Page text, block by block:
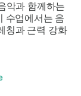
악과 함께하는
수업에서는 음
칭과 근력 강화